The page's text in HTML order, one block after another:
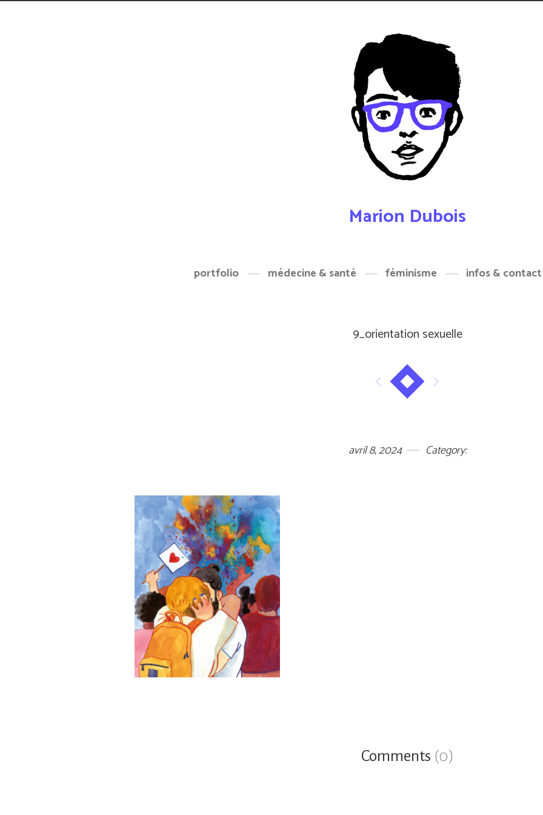
Marion Dubois
portfolio médecine & santé féminisme infos & contact
9_orientation sexuelle
avril 8, 2024 Category:
Comments (0)